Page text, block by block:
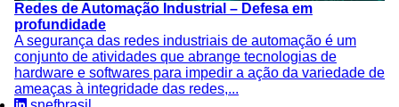
Redes de Automação Industrial – Defesa em
profundidade
A segurança das redes industriais de automação é um
conjunto de atividades que abrange tecnologias de
hardware e softwares para impedir a ação da variedade de
ameaças à integridade das redes,...